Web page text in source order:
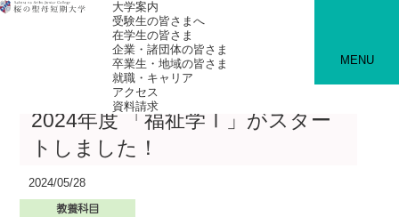
大学案内
受験生の皆さまへ
在学生の皆さま
企業・諸団体の皆さま
卒業生・地域の皆さま
就職・キャリア
アクセス
資料請求
MENU
2024年度 「福祉学Ⅰ」がスター
トしました！
2024/05/28